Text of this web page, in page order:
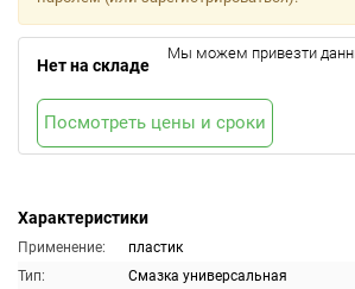
Характеристики
Применение:
пластик
Тип:
Смазка универсальная
Нет на складе
Мы можем привезти
Посмотреть цены и сроки